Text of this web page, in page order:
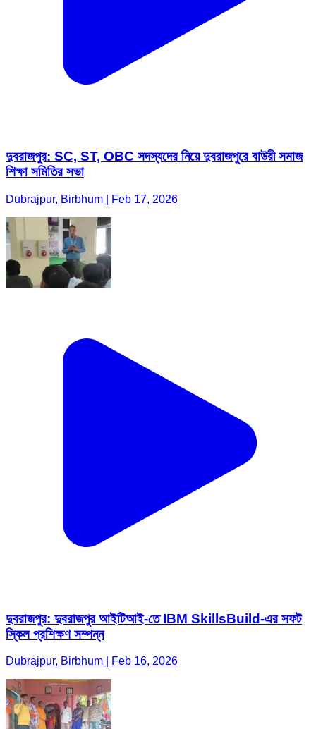
দুবরাজপুর: SC, ST, OBC সদস্যদের নিয়ে দুবরাজপুরে বাউরী সমাজ
শিক্ষা সমিতির সভা
Dubrajpur, Birbhum | Feb 17, 2026
দুবরাজপুর: দুবরাজপুর আইটিআই-তে IBM SkillsBuild-এর সফট
স্কিল প্রশিক্ষণ সম্পন্ন
Dubrajpur, Birbhum | Feb 16, 2026